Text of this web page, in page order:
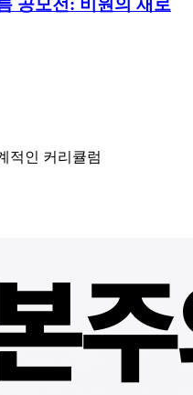
공모전: 비원의 새로
적인 커리큘럼